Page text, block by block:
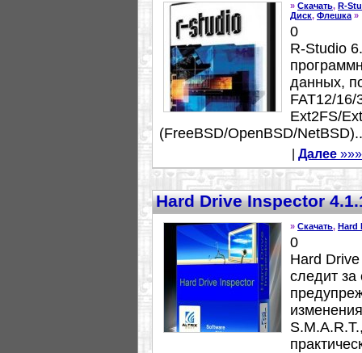
» Скачать, R-
Диск, Флешка »
0
R-Studio
данных,
FAT12/
Ext2FS/
(FreeBSD/OpenBSD/
Далее »»»
Hard Drive Inspector
» Скачать, Hard
0
Hard
следит за